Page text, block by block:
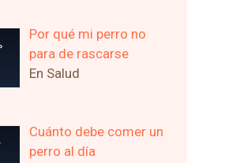
Por qué mi perro no
para de rascarse
En Salud
Cuánto debe comer un
perro al día